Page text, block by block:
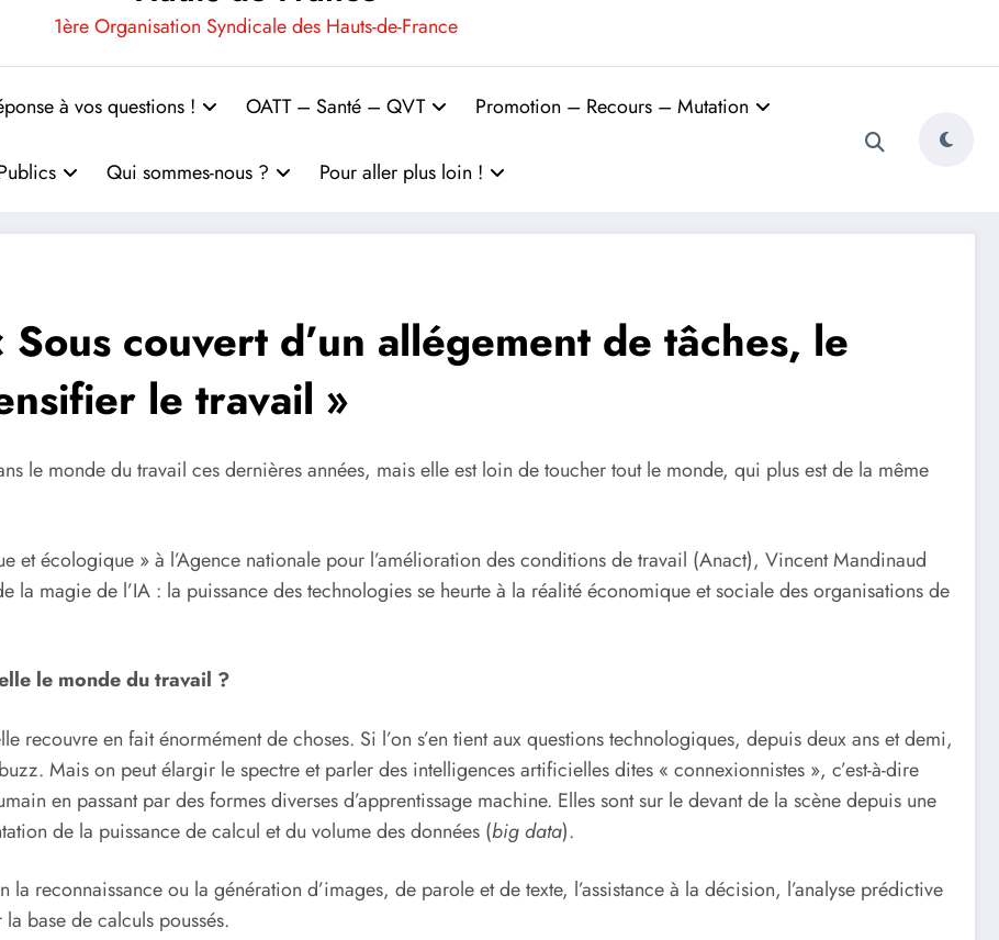
1ère Organisation Syndicale des Hauts-de-France
à vos questions ! OATT – Santé – QVT Promotion – Recours – Mutation
Qui sommes-nous ? Pour aller plus loin !
couvert d’un allégement de tâches, le
le travail »
le monde du travail ces dernières années, mais elle est loin de toucher tout le monde, qui plus est de la même
et écologique » à l’Agence nationale pour l’amélioration des conditions de travail (Anact), Vincent Mandinaud
magie de l’IA : la puissance des technologies se heurte à la réalité économique et sociale des organisations de
le monde du travail ?
recouvre en fait énormément de choses. Si l’on s’en tient aux questions technologiques, depuis deux ans et demi,
Mais on peut élargir le spectre et parler des intelligences artificielles dites « connexionnistes », c’est-à-dire
en passant par des formes diverses d’apprentissage machine. Elles sont sur le devant de la scène depuis une
de la puissance de calcul et du volume des données (big data).
reconnaissance ou la génération d’images, de parole et de texte, l’assistance à la décision, l’analyse prédictive
base de calculs poussés.